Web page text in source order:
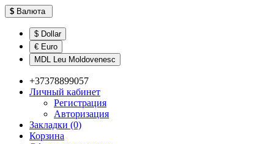
$ Валюта
$ Dollar
€ Euro
MDL Leu Moldovenesc
+37378899057
Личный кабинет
Регистрация
Авторизация
Закладки (0)
Корзина